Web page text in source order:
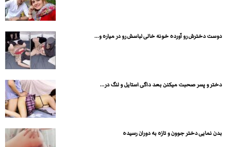
دوست دخترش رو آورده خونه خالی لباسش رو در میاره و...
دختر و پسر صحبت میکنن بعد داگی استایل و لنگ در...
بدن نمایی دختر جوون و تازه به دوران رسیده